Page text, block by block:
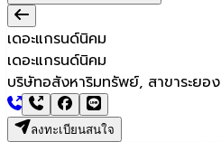
เดอะแกรนด์นิคม
เดอะแกรนด์นิคม
บริษัทอสังหาริมทรัพย์, สาขาระยอง
ลงทะเบียนสนใจ